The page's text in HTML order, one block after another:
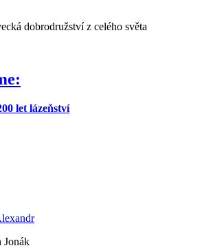
dobrodružství z celého světa
let lázeňství
Jonák